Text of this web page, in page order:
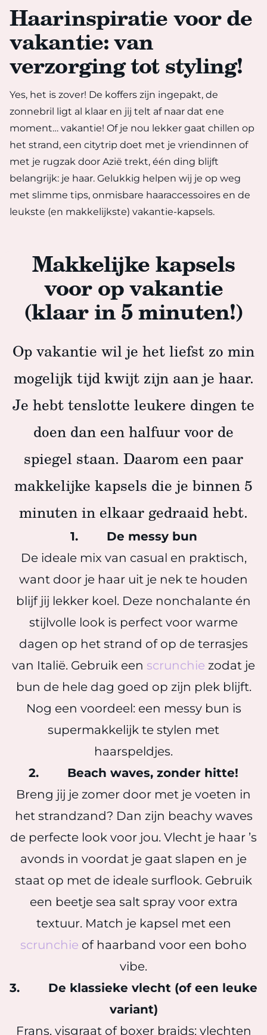
Haarinspiratie voor de
vakantie: van
verzorging tot styling!
Yes, het is zover! De koffers zijn ingepakt, de
zonnebril ligt al klaar en jij telt af naar dat ene
moment… vakantie! Of je nou lekker gaat chillen op
het strand, een citytrip doet met je vriendinnen of
met je rugzak door Azië trekt, één ding blijft
belangrijk: je haar. Gelukkig helpen wij je op weg
met slimme tips, onmisbare haaraccessoires en de
leukste (en makkelijkste) vakantie-kapsels.
Makkelijke kapsels
voor op vakantie
(klaar in 5 minuten!)
Op vakantie wil je het liefst zo min
mogelijk tijd kwijt zijn aan je haar.
Je hebt tenslotte leukere dingen te
doen dan een halfuur voor de
spiegel staan. Daarom een paar
makkelijke kapsels die je binnen 5
minuten in elkaar gedraaid hebt.
1. De messy bun
De ideale mix van casual en praktisch,
want door je haar uit je nek te houden
blijf jij lekker koel. Deze nonchalante én
stijlvolle look is perfect voor warme
dagen op het strand of op de terrasjes
van Italië. Gebruik een scrunchie zodat je
bun de hele dag goed op zijn plek blijft.
Nog een voordeel: een messy bun is
supermakkelijk te stylen met
haarspeldjes.
2. Beach waves, zonder hitte!
Breng jij je zomer door met je voeten in
het strandzand? Dan zijn beachy waves
de perfecte look voor jou. Vlecht je haar ’s
avonds in voordat je gaat slapen en je
staat op met de ideale surflook. Gebruik
een beetje sea salt spray voor extra
textuur. Match je kapsel met een
scrunchie of haarband voor een boho
vibe.
3. De klassieke vlecht (of een leuke
variant)
Frans, visgraat of boxer braids: vlechten